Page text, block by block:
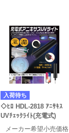
入荷待ち
◇ﾋﾛ HDL-2818 ｱﾆｻｷｽ
UVﾁｪｯｸﾗｲﾄ(充電式)
メーカー希望小売価格